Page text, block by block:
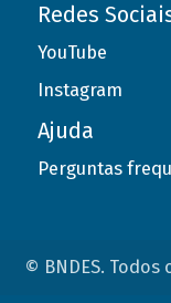
Redes
YouTube
Instagram
Ajuda
Perguntas
© BNDES.